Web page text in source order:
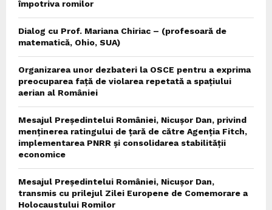
împotriva romilor
Dialog cu Prof. Mariana Chiriac – (profesoară de
matematică, Ohio, SUA)
Organizarea unor dezbateri la OSCE pentru a exprima
preocuparea față de violarea repetată a spațiului
aerian al României
Mesajul Președintelui României, Nicușor Dan, privind
menținerea ratingului de țară de către Agenția Fitch,
implementarea PNRR și consolidarea stabilității
economice
Mesajul Președintelui României, Nicușor Dan,
transmis cu prilejul Zilei Europene de Comemorare a
Holocaustului Romilor